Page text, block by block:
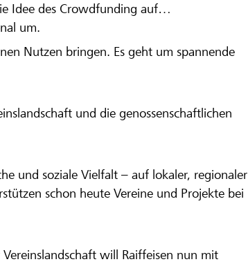
Idee des Crowdfunding auf
um.
Nutzen bringen. Es geht um spannende
und die genossenschaftlichen
und soziale Vielfalt – auf lokaler, regionaler
schon heute Vereine und Projekte bei
will Raiffeisen nun mit